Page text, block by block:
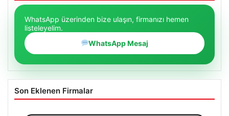
WhatsApp üzerinden bize ulaşın, firmanızı hemen
listeleyelim.
WhatsApp Mesaj
Son Eklenen Firmalar